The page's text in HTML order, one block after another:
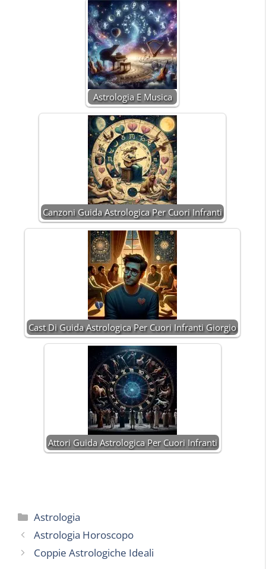
Astrologia E Musica
Canzoni Guida Astrologica Per Cuori Infranti
Cast Di Guida Astrologica Per Cuori Infranti Giorgio
Attori Guida Astrologica Per Cuori Infranti
Categorie
Astrologia
Astrologia Horoscopo
Coppie Astrologiche Ideali